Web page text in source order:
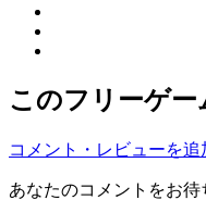
このフリーゲ
コメント・レビューを追
あなたのコメントをお待